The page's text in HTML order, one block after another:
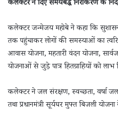
कलेक्टर ने दिए समयबद्ध निराकरण के
कलेक्टर जन्मेजय महोबे ने कहा कि सुशासन
तक पहुंचाकर लोगों की समस्याओं का त्वरित
आवास योजना, महतारी वंदन योजना,
योजनाओं से जुड़े पात्र हितग्राहियों को लाभ
कलेक्टर ने जल संरक्षण, स्वच्छता,
तथा प्रधानमंत्री सूर्यघर मुफ्त बिजली